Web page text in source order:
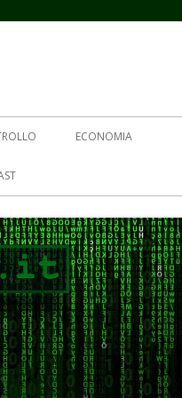
ECONOMIA